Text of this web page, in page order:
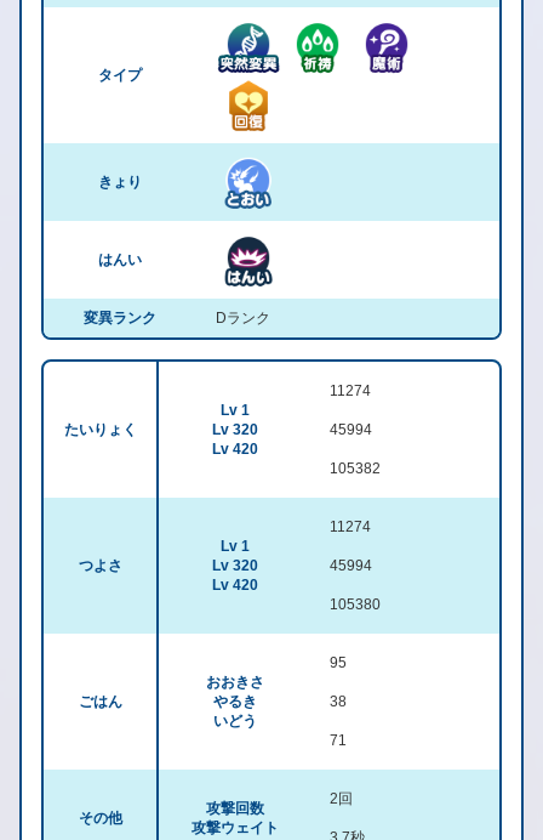
タイプ
きょり
はんい
変異ランク Dランク
たいりょく
Lv 1
Lv 320
Lv 420
11274
45994
105382
つよさ
Lv 1
Lv 320
Lv 420
11274
45994
105380
ごはん
おおきさ
やるき
いどう
95
38
71
その他
攻撃回数
攻撃ウェイト
2回